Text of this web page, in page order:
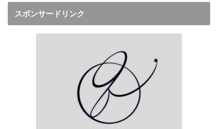
スボンサードリンク